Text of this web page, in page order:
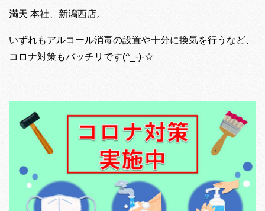
満天 本社、新潟西店。
いずれもアルコール消毒の設置や十分に換気を行うなど、
コロナ対策もバッチリです(^_-)-☆